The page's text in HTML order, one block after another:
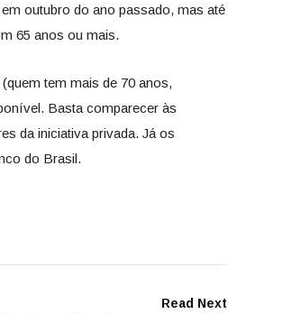
outubro do ano passado, mas até
65 anos ou mais.
tem mais de 70 anos,
Basta comparecer às
da iniciativa privada. Já os
do Brasil.
Read Next